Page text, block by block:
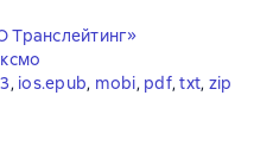
, ios.epub, mobi, pdf, txt, zip